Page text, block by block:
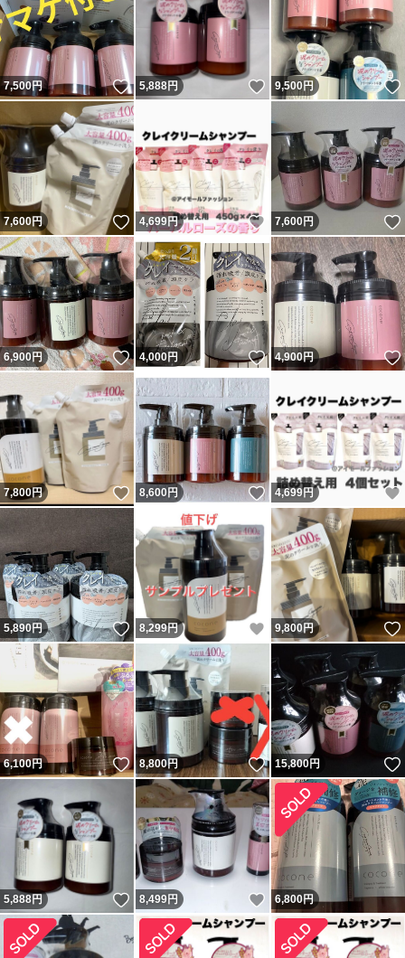
7,500円 いいね！
5,888円 いいね！
9,500円
7,600円 いいね！
4,699円 いいね！
7,600円
6,900円 いいね！
4,000円 いいね！
4,900円
7,800円 いいね！
8,600円 いいね！
4,699円
5,890円 いいね！
8,299円 いいね！
9,800円
6,100円 いいね！
8,800円 いいね！
15,800円
5,888円 いいね！
8,499円 いいね！
6,800円